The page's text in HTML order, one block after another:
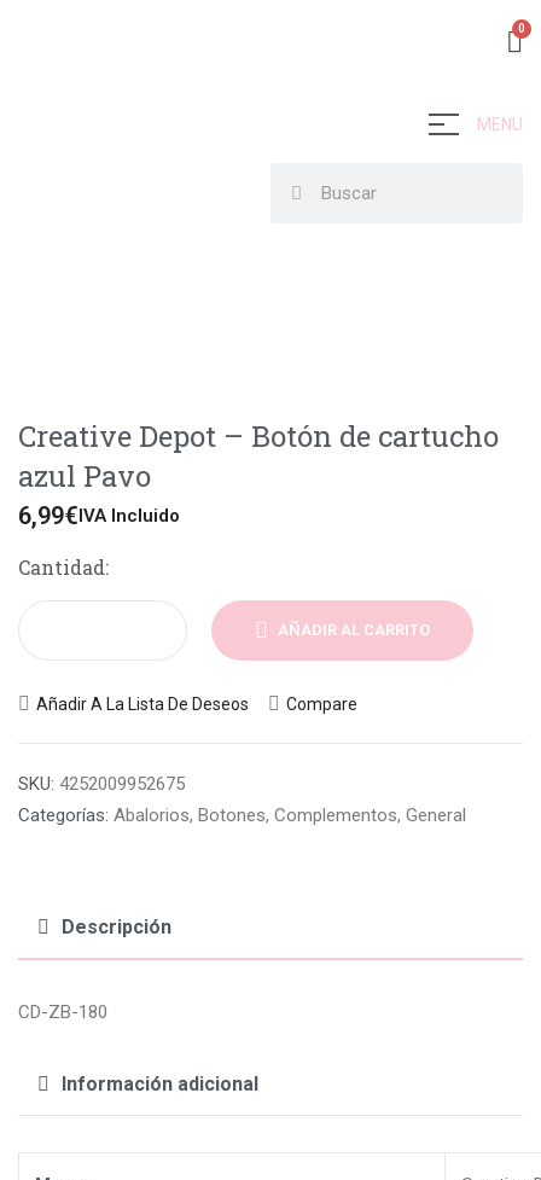
MENU
Creative Depot – Botón de cartucho
azul Pavo
6,99€IVA Incluido
Cantidad:
AÑADIR AL CARRITO
Añadir A La Lista De Deseos Compare
SKU: 4252009952675
Categorías: Abalorios, Botones, Complementos, General
Descripción
CD-ZB-180
Información adicional